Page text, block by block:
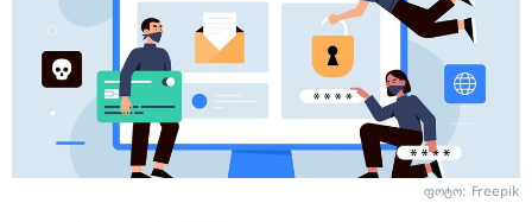
ფოტო: Freepik